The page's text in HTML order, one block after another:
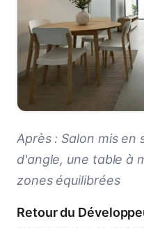
Après : Salon mis en
d'angle, une table à
zones équilibrées
Retour du